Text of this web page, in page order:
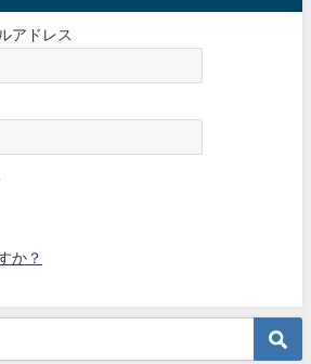
アドレス
か？